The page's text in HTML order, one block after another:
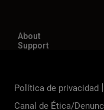
About
Support
Política de privacidad
Canal de Ética/